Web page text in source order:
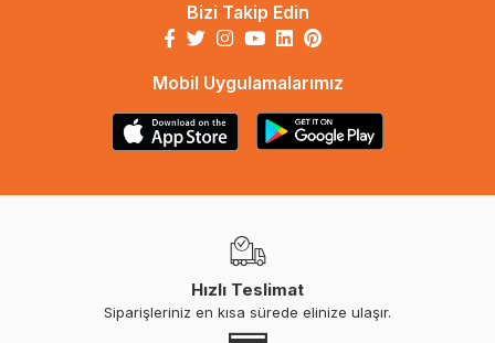
Bizi Takip Edin
Mobil Uygulamalarımız
Hızlı Teslimat
Siparişleriniz en kısa sürede elinize ulaşır.